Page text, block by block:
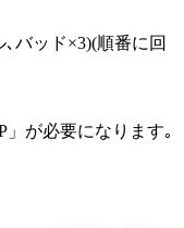
バッド×3)(順番に回
」が必要になります｡